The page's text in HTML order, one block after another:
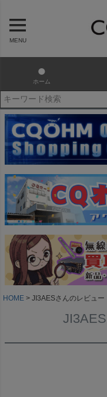
MENU
ホーム
HOME JI3AESさんのレビュー